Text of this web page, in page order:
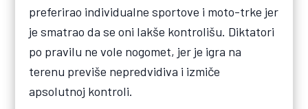
preferirao individualne sportove i moto-trke jer
je smatrao da se oni lakše kontrolišu. Diktatori
po pravilu ne vole nogomet, jer je igra na
terenu previše nepredvidiva i izmiče
apsolutnoj kontroli.